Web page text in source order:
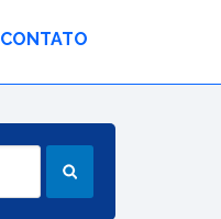
CONTATO